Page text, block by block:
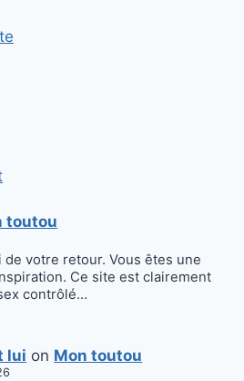
toutou
de votre retour. Vous êtes une
Ce site est clairement
contrôlé…
lui on Mon toutou